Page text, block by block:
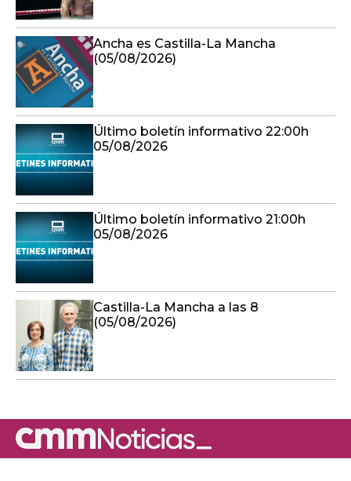
Ancha es Castilla-La Mancha
(05/08/2026)
Último boletín informativo 22:00h
05/08/2026
Último boletín informativo 21:00h
05/08/2026
Castilla-La Mancha a las 8
(05/08/2026)